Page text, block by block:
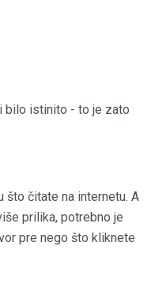
bilo istinito - to je zato
što čitate na internetu. A
prilika, potrebno je
pre nego što kliknete